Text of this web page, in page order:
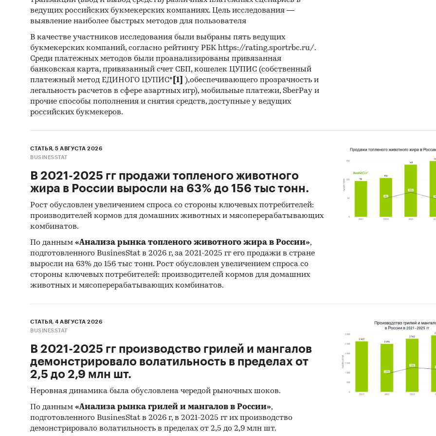
Архивы СМИ
Инсайдерские источники
Специализированные аналитические порталы
Методы:
Кабинетное исследование. Поиск и анализ информации
аналитика
Прогноз ГидМаркет. Современные статистические
прогнозирования с поправкой на мнение экспертов.
Отчет отражает мнение авторов и не является
рекомендацией
Категории: Потребительские товары / Продукты питания /
Россия
ведущих российских букмекерских компаниях. Цель исследования —
выявление наиболее быстрых методов для пользователя
В качестве участников исследования были выбраны пять ведущих
букмекерских компаний, согласно рейтингу РБК https://rating.sportrbc.ru/.
Среди платежных методов были проанализированы привязанная
банковская карта, привязанный счет СБП, кошелек ЦУПИС (собственный
платежный метод ЕДИНОГО ЦУПИС* [1]
),обеспечивающего прозрачность и
легальность расчетов в сфере азартных игр), мобильные платежи, SberPay и
прочие способы пополнения и снятия средств, доступные у ведущих
российских букмекеров.
СТАТЬЯ, 5 АВГУСТА 2026
BUSINESSTAT
В 2021-2025 гг продажи топленого животного
жира в России выросли на 63% до 156 тыс тонн.
Рост обусловлен увеличением спроса со стороны ключевых потребителей:
производителей кормов для домашних животных и мясоперерабатывающих
комбинатов.
По данным «Анализа рынка топленого животного жира в России»,
подготовленного BusinesStat в 2026 г, за 2021-2025 гг его продажи в стране
выросли на 63% до 156 тыс тонн. Рост обусловлен увеличением спроса со
стороны ключевых потребителей: производителей кормов для домашних
животных и мясоперерабатывающих комбинатов.
СТАТЬЯ, 4 АВГУСТА 2026
BUSINESSTAT
В 2021-2025 гг производство грилей и мангалов
демонстрировало волатильность в пределах от
2,5 до 2,9 млн шт.
Неровная динамика была обусловлена чередой рыночных шоков.
По данным «Анализа рынка грилей и мангалов в России»,
подготовленного BusinesStat в 2026 г, в 2021-2025 гг их производство
демонстрировало волатильность в пределах от 2,5 до 2,9 млн шт.